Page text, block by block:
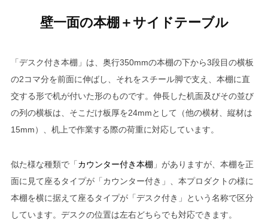
壁一面の本棚＋サイドテーブル
「デスク付き本棚」は、奥行350mmの本棚の下から3段目の横板
の2コマ分を前面に伸ばし、それをスチール脚で支え、本棚に直
交する形で机が付いた形のものです。伸長した机面及びその並び
の列の横板は、そこだけ板厚を24mmとして（他の横材、縦材は
15mm）、机上で作業する際の荷重に対応しています。
似た様な種類で「カウンター付き本棚 」がありますが、本棚を正
面に見て座るタイプが「カウンター付き」、本プロダクトの様に
本棚を横に据えて座るタイプが「デスク付き」という名称で区分
しています。デスクの位置は左右どちらでも対応できます。